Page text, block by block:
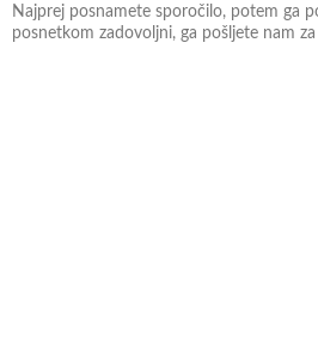
Najprej posnamete sporočilo, potem ga
posnetkom zadovoljni, ga pošljete nam